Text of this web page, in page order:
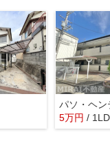
パソ・ヘン
5万円 /